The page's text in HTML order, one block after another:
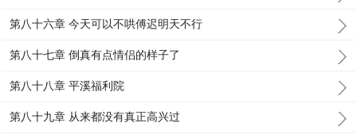
第八十六章 今天可以不哄傅迟明天不行
第八十七章 倒真有点情侣的样子了
第八十八章 平溪福利院
第八十九章 从来都没有真正高兴过